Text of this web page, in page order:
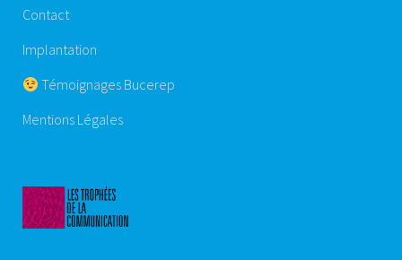
Contact
Implantation
Témoignages Bucerep
Mentions Légales